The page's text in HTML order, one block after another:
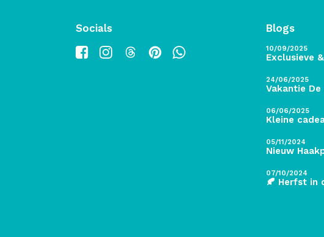
Socials Blogs
10/09/2025
Exclusieve
24/06/2025
Vakantie
06/06/2025
Kleine
05/11/2024
Nieuw
07/10/2024
🍂 Herfst in